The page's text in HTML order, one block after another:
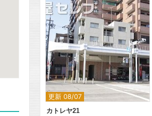
更新 08/07
カトレヤ21